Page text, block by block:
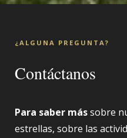
¿ALGUNA PREGUNTA?
Contáctanos
Para saber mássobre
estrellas, sobre las